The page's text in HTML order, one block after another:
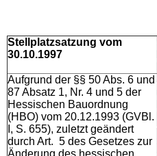
Stellplatzsatzung vom
30.10.1997
Aufgrund der §§ 50 Abs. 6 und
87 Absatz 1, Nr. 4 und 5 der
Hessischen Bauordnung
(HBO) vom 20.12.1993 (GVBl.
I, S. 655), zuletzt geändert
durch Art. 5 des Gesetzes zur
Änderung des hessischen